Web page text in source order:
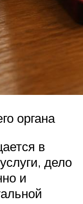
органа
в
дело
и